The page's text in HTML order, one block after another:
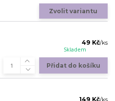
Zvolit variantu
49 Kč/ks
Skladem
Přidat do košíku
149 Kč/ks